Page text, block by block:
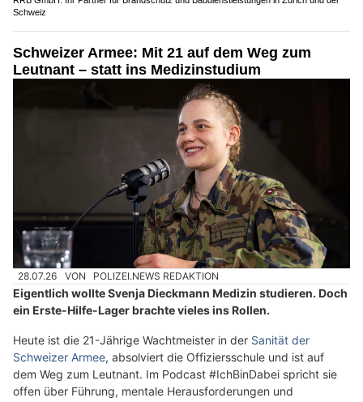
Schweiz
Schweizer Armee: Mit 21 auf dem Weg zum
Leutnant – statt ins Medizinstudium
28.07.26 VON POLIZEI.NEWS REDAKTION
Eigentlich wollte Svenja Dieckmann Medizin studieren. Doch
ein Erste-Hilfe-Lager brachte vieles ins Rollen.
Heute ist die 21-Jährige Wachtmeister in der Sanität der
Schweizer Armee, absolviert die Offiziersschule und ist auf
dem Weg zum Leutnant. Im Podcast #IchBinDabei spricht sie
offen über Führung, mentale Herausforderungen und